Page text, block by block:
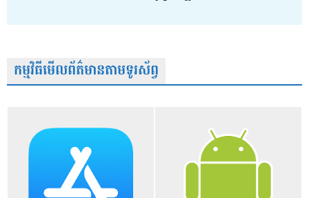
កម្មវិធីមើលព័ត៌មានតាមទូរស័ព្វ